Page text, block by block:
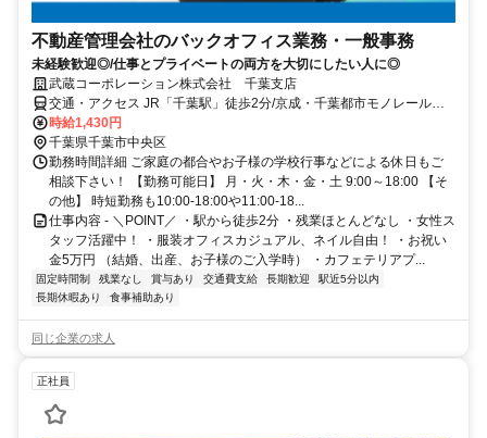
不動産管理会社のバックオフィス業務・一般事務
未経験歓迎◎/仕事とプライベートの両方を大切にしたい人に◎
武蔵コーポレーション株式会社 千葉支店
交通・アクセス JR「千葉駅」徒歩2分/京成・千葉都市モノレール
「千葉」駅徒歩1分/船橋駅：20分/西船橋駅：29分
時給1,430円
千葉県千葉市中央区
勤務時間詳細 ご家庭の都合やお子様の学校行事などによる休日もご
相談下さい！ 【勤務可能日】 月・火・木・金・土 9:00～18:00 【そ
の他】 時短勤務も10:00-18:00や11:00-18...
仕事内容 - ＼POINT／ ・駅から徒歩2分 ・残業ほとんどなし ・女性ス
タッフ活躍中！ ・服装オフィスカジュアル、ネイル自由！ ・お祝い
金5万円 （結婚、出産、お子様のご入学時） ・カフェテリアプ...
固定時間制 残業なし 賞与あり 交通費支給 長期歓迎
駅近5分以内
長期休暇あり
食事補助あり
同じ企業の求人
正社員